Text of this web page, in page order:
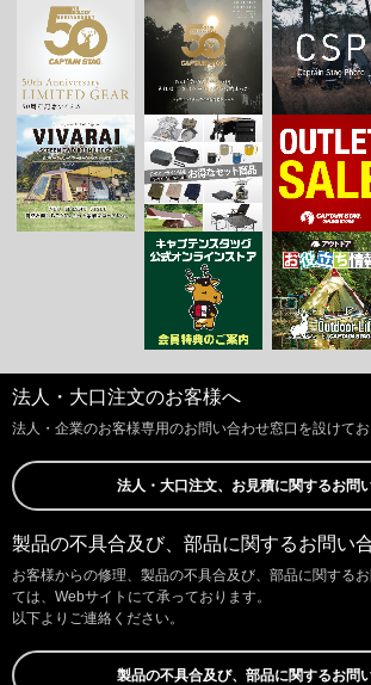
法人・大口注文のお客様へ
法人・企業のお客様専用のお問い合わせ窓口を設けてお
法人・大口注文、お見積に関するお問
製品の不具合及び、部品に関するお問い
お客様からの修理、製品の不具合及び、部品に関する
ては、Webサイトにて承っております。
以下よりご連絡ください。
製品の不具合及び、部品に関するお問